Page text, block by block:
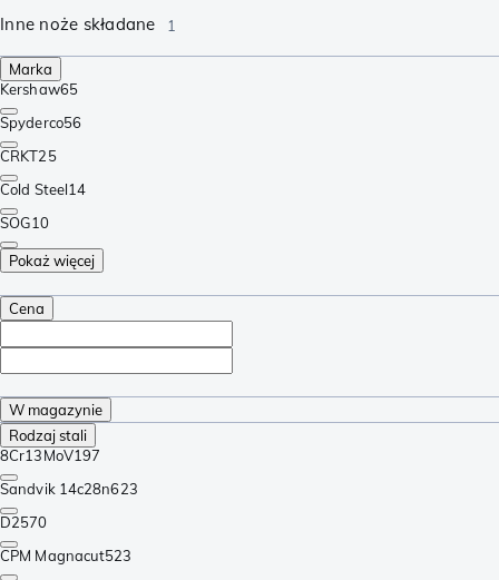
Inne noże składane 1
Marka
Kershaw65
Spyderco56
CRKT25
Cold Steel14
SOG10
Pokaż więcej
Cena
W magazynie
Rodzaj stali
8Cr13MoV197
Sandvik 14c28n623
D2570
CPM Magnacut523